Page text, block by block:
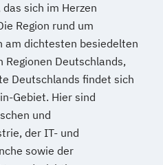
sich im Herzen
Region rund um
am dichtesten besiedelten
Deutschlands,
Deutschlands findet sich
Gebiet. Hier sind
und
der IT- und
sowie der